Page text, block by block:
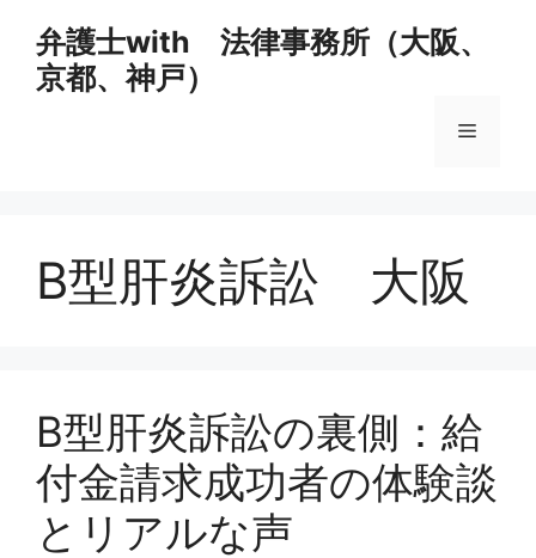
弁護士with 法律事務所（大阪、
京都、神戸）
メ
B型肝炎訴訟 大阪
B型肝炎訴訟の裏側：給
付金請求成功者の体験談
とリアルな声